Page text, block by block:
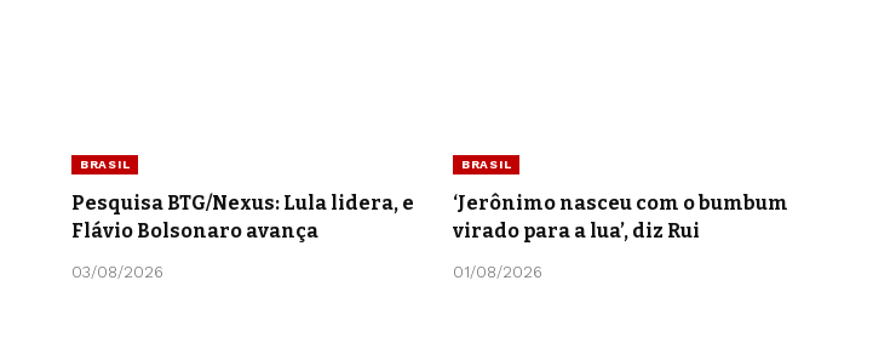
BRASIL
Pesquisa BTG/Nexus: Lula lidera, e
Flávio Bolsonaro avança
03/08/2026
BRASIL
‘Jerônimo nasceu com o bumbum
virado para a lua’, diz Rui
01/08/2026